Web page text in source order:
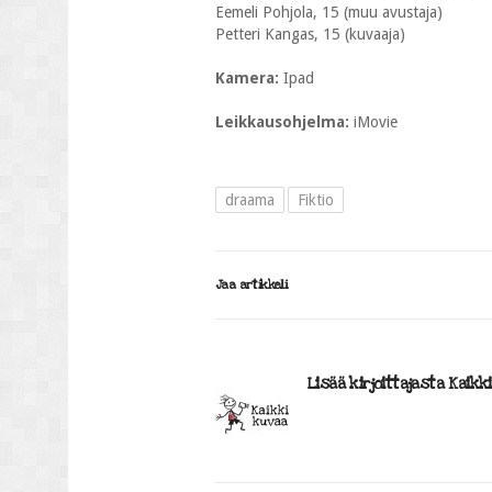
Eemeli Pohjola, 15 (muu avustaja)
Petteri Kangas, 15 (kuvaaja)
Kamera: Ipad
Leikkausohjelma: iMovie
draama Fiktio
Jaa artikkeli
Lisää kirjoittajasta